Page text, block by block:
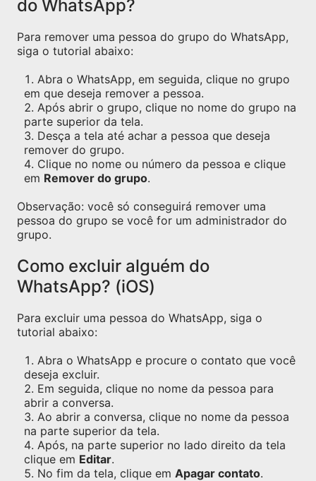
do WhatsApp?
Para remover uma pessoa do grupo do WhatsApp,
siga o tutorial abaixo:
Abra o WhatsApp, em seguida, clique no grupo
em que deseja remover a pessoa.
Após abrir o grupo, clique no nome do grupo na
parte superior da tela.
Desça a tela até achar a pessoa que deseja
remover do grupo.
Clique no nome ou número da pessoa e clique
em Remover do grupo.
Observação: você só conseguirá remover uma
pessoa do grupo se você for um administrador do
grupo.
Como excluir alguém do
WhatsApp? (iOS)
Para excluir uma pessoa do WhatsApp, siga o
tutorial abaixo:
Abra o WhatsApp e procure o contato que você
deseja excluir.
Em seguida, clique no nome da pessoa para
abrir a conversa.
Ao abrir a conversa, clique no nome da pessoa
na parte superior da tela.
Após, na parte superior no lado direito da tela
clique em Editar.
No fim da tela, clique em Apagar contato.